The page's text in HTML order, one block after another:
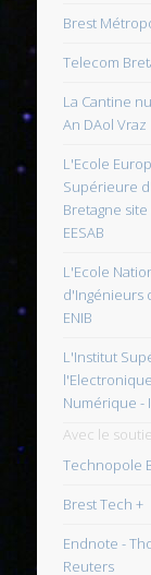
Brest
Telecom
La Cantine
An DAol Vraz
L'Ecole
Supérieure
Bretagne
EESAB
L'Ecole
d'Ingénieurs
ENIB
L'Institut
Numérique -
Avec le
Technopole
Brest Tech +
Endnote -
Reuters